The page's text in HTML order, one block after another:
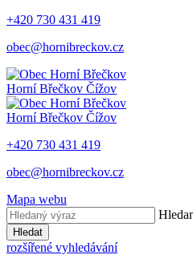
+420 730 431 419
obec@hornibreckov.cz
Horní Břečkov Čížov
Horní Břečkov Čížov
+420 730 431 419
obec@hornibreckov.cz
Mapa webu
Hledat
rozšířené vyhledávání